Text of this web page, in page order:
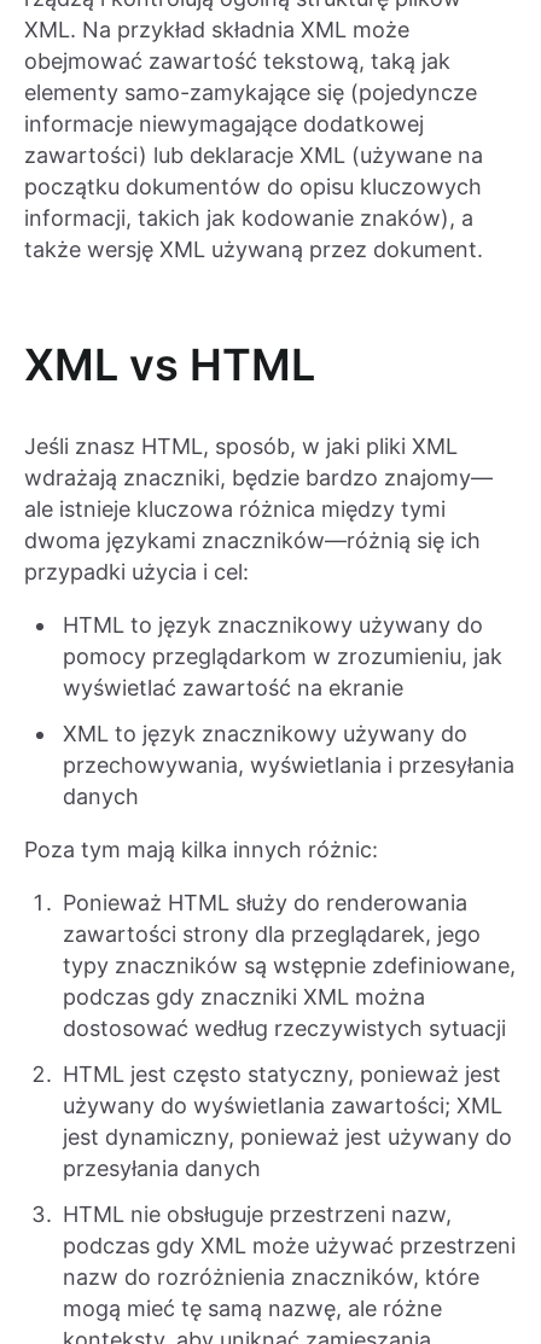
XML. Na przykład składnia XML może
obejmować zawartość tekstową, taką jak
elementy samo-zamykające się (pojedyncze
informacje niewymagające dodatkowej
zawartości) lub deklaracje XML (używane na
początku dokumentów do opisu kluczowych
informacji, takich jak kodowanie znaków), a
także wersję XML używaną przez dokument.
XML vs HTML
Jeśli znasz HTML, sposób, w jaki pliki XML
wdrażają znaczniki, będzie bardzo znajomy—
ale istnieje kluczowa różnica między tymi
dwoma językami znaczników—różnią się ich
przypadki użycia i cel:
HTML to język znacznikowy używany do
pomocy przeglądarkom w zrozumieniu, jak
wyświetlać zawartość na ekranie
XML to język znacznikowy używany do
przechowywania, wyświetlania i przesyłania
danych
Poza tym mają kilka innych różnic:
Ponieważ HTML służy do renderowania
zawartości strony dla przeglądarek, jego
typy znaczników są wstępnie zdefiniowane,
podczas gdy znaczniki XML można
dostosować według rzeczywistych sytuacji
HTML jest często statyczny, ponieważ jest
używany do wyświetlania zawartości; XML
jest dynamiczny, ponieważ jest używany do
przesyłania danych
HTML nie obsługuje przestrzeni nazw,
podczas gdy XML może używać przestrzeni
nazw do rozróżnienia znaczników, które
mogą mieć tę samą nazwę, ale różne